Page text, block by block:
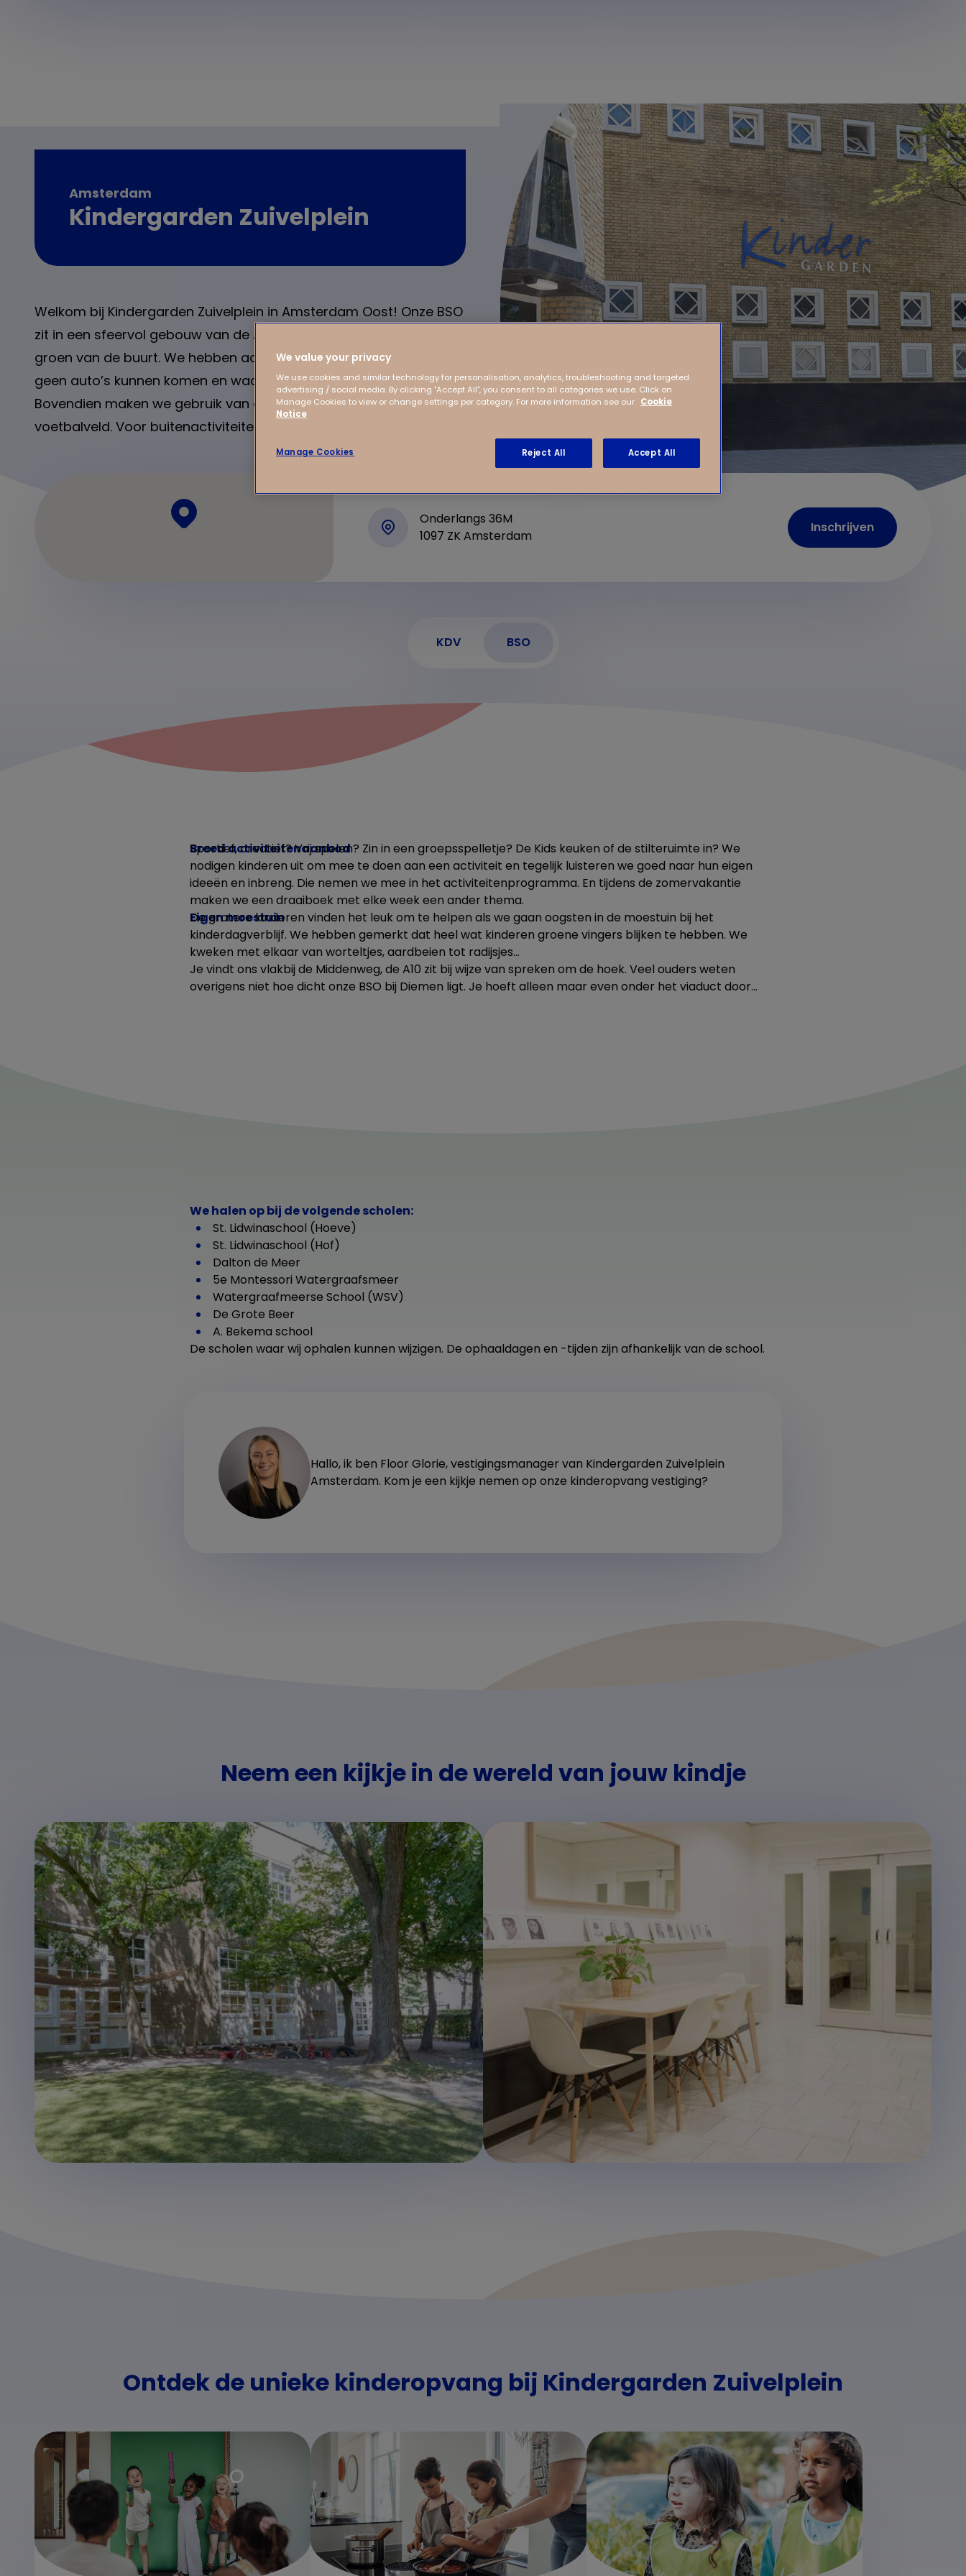
Amsterdam
Kindergarden Zuivelplein
Welkom bij Kindergarden Zuivelplein in Amsterdam Oost! Onze BSO
zit in een sfeervol gebouw van de Amsterdamse School tussen het
groen van de buurt. We hebben achter ons een grote plek waar
geen auto’s kunnen komen en waar de kinderen kunnen spelen.
Bovendien maken we gebruik van een strook van een park met een
voetbalveld. Voor buitenactiviteiten hebben we dus de ruimte.
Onderlangs 36M
1097 ZK Amsterdam
Inschrijven
KDV BSO
Breed activiteitenaanbod
Sportief, creatief? Vrij spelen? Zin in een groepsspelletje? De Kids keuken of de stilteruimte in? We
nodigen kinderen uit om mee te doen aan een activiteit en tegelijk luisteren we goed naar hun eigen
ideeën en inbreng. Die nemen we mee in het activiteitenprogramma. En tijdens de zomervakantie
maken we een draaiboek met elke week een ander thema.
Eigen moestuin
De grotere kinderen vinden het leuk om te helpen als we gaan oogsten in de moestuin bij het
kinderdagverblijf. We hebben gemerkt dat heel wat kinderen groene vingers blijken te hebben. We
kweken met elkaar van worteltjes, aardbeien tot radijsjes…
Je vindt ons vlakbij de Middenweg, de A10 zit bij wijze van spreken om de hoek. Veel ouders weten
overigens niet hoe dicht onze BSO bij Diemen ligt. Je hoeft alleen maar even onder het viaduct door…
We halen op bij de volgende scholen:
St. Lidwinaschool (Hoeve)
St. Lidwinaschool (Hof)
Dalton de Meer
5e Montessori Watergraafsmeer
Watergraafmeerse School (WSV)
De Grote Beer
A. Bekema school
De scholen waar wij ophalen kunnen wijzigen. De ophaaldagen en -tijden zijn afhankelijk van de school.
Hallo, ik ben Floor Glorie, vestigingsmanager van Kindergarden Zuivelplein
Amsterdam. Kom je een kijkje nemen op onze kinderopvang vestiging?
Neem een kijkje in de wereld van jouw kindje
Ontdek de unieke kinderopvang bij Kindergarden Zuivelplein
We value your privacy
We use cookies and similar technology for personalisation, analytics, troubleshooting and targeted
advertising / social media. By clicking "Accept All", you consent to all categories we use. Click on
Manage Cookies to view or change settings per category. For more information see our Cookie
Notice
Manage Cookies Reject All Accept All